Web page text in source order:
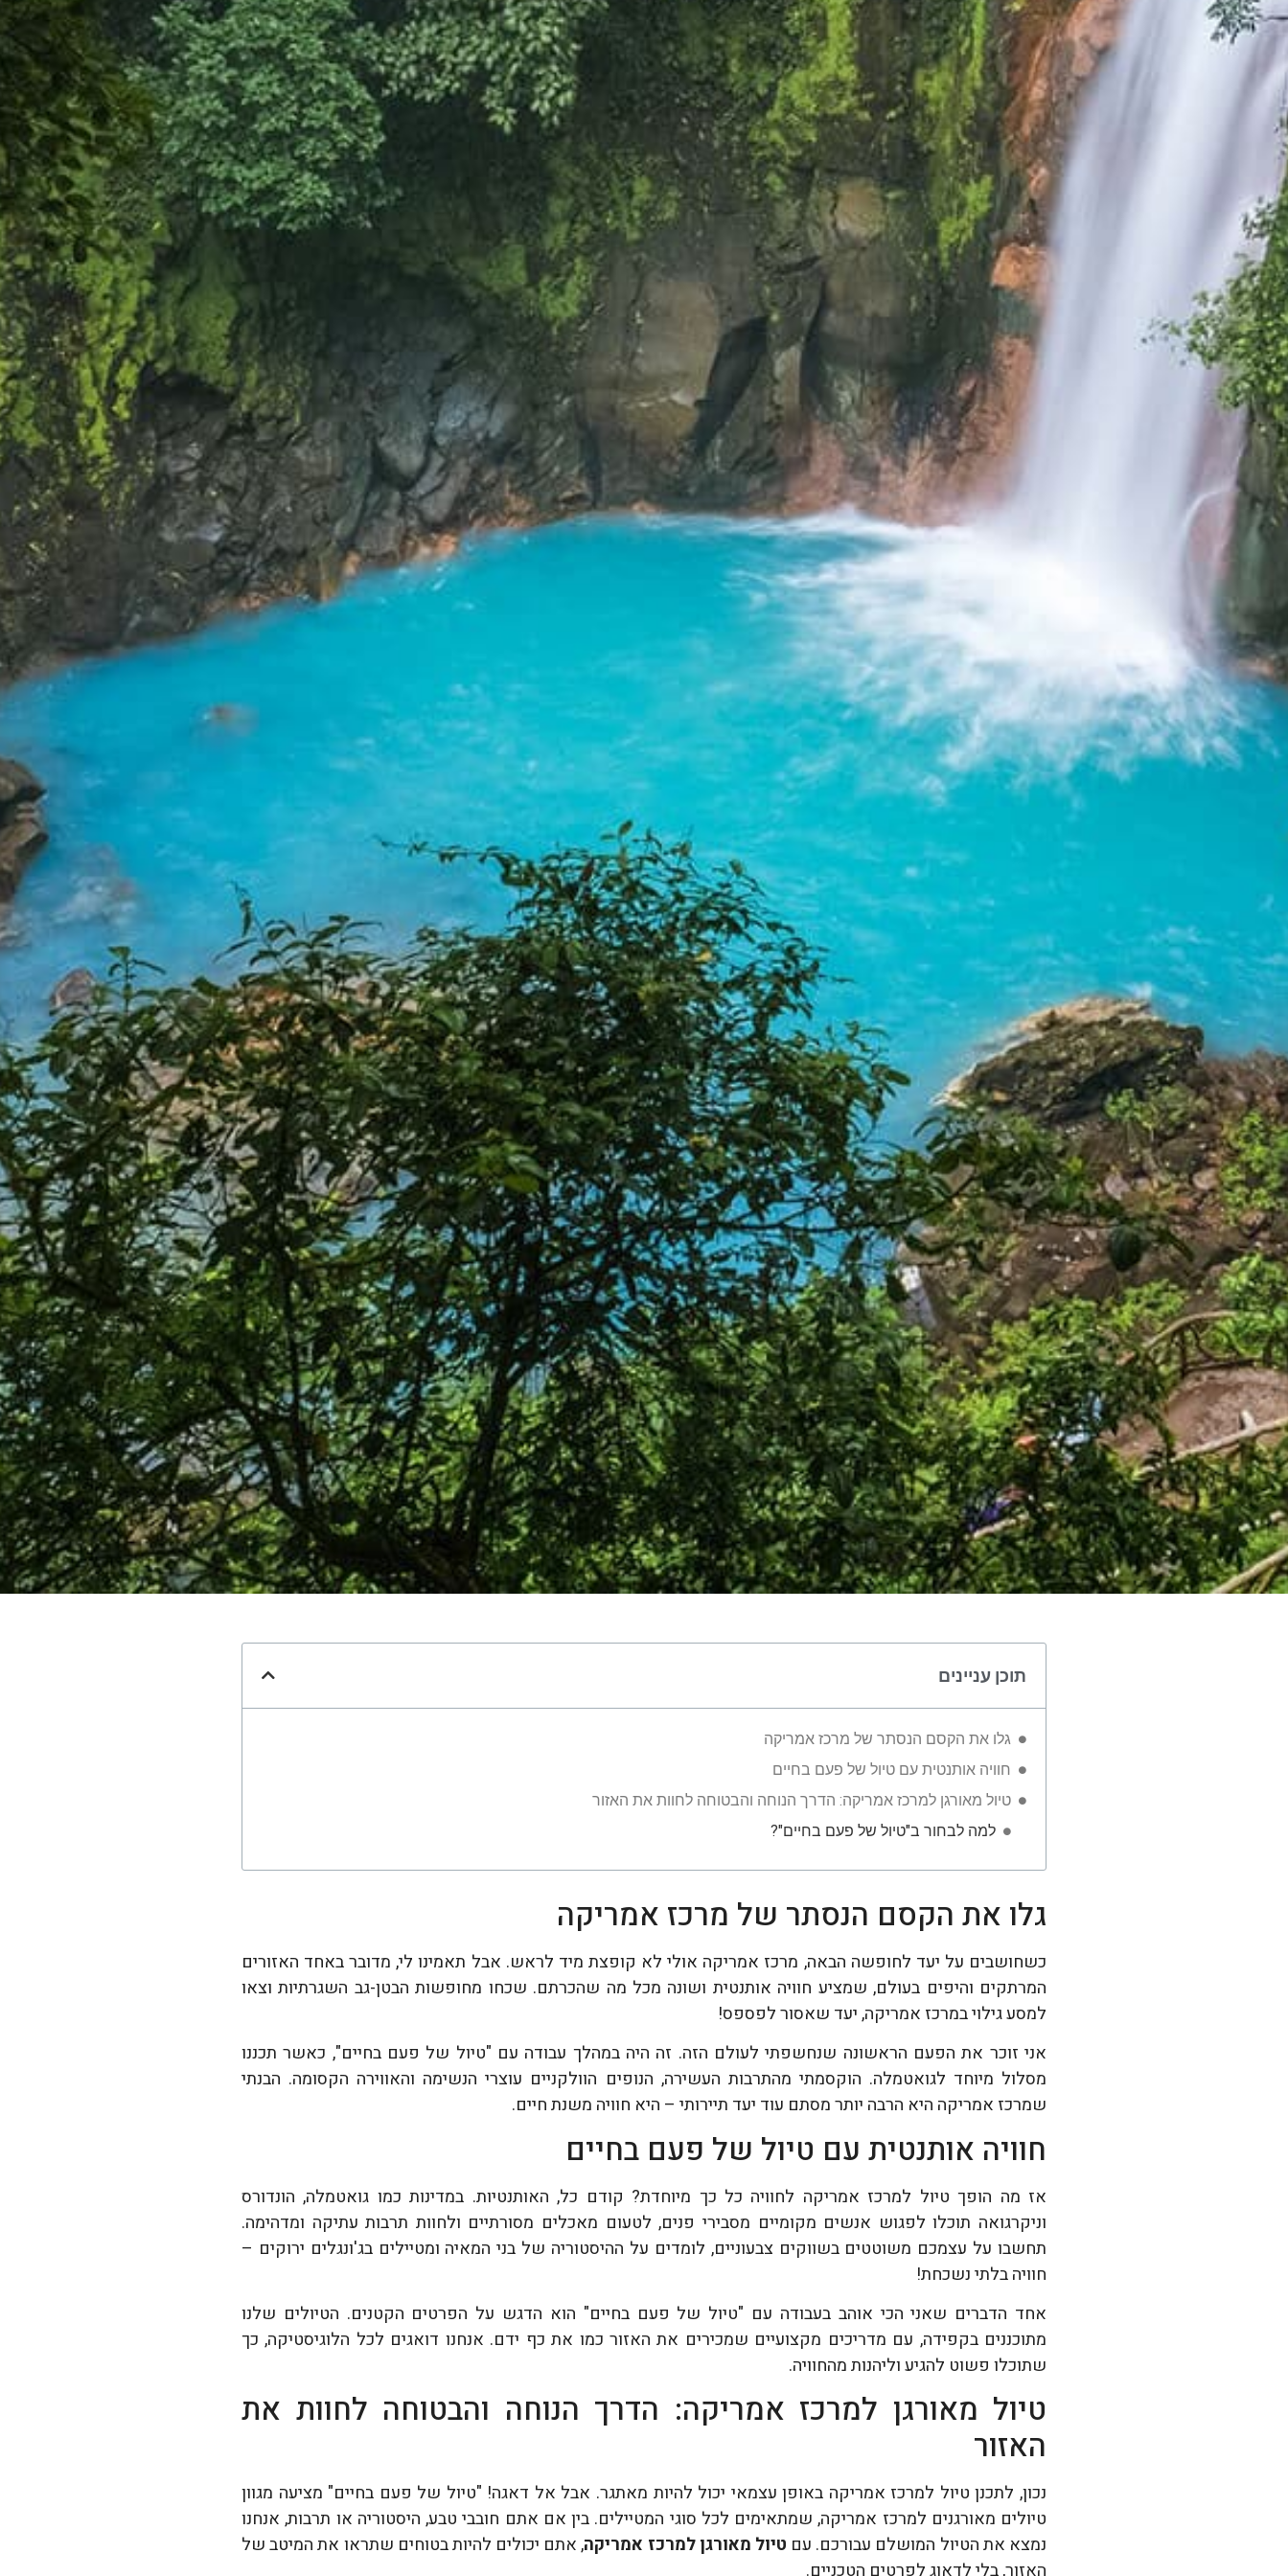
תוכן עניינים
גלו את הקסם הנסתר של מרכז אמריקה
חוויה אותנטית עם טיול של פעם בחיים
טיול מאורגן למרכז אמריקה: הדרך הנוחה והבטוחה לחוות את האזור
למה לבחור ב"טיול של פעם בחיים"?
גלו את הקסם הנסתר של מרכז אמריקה
כשחושבים על יעד לחופשה הבאה, מרכז אמריקה אולי לא קופצת מיד לראש. אבל תאמינו לי, מדובר באחד האזורים
המרתקים והיפים בעולם, שמציע חוויה אותנטית ושונה מכל מה שהכרתם. שכחו מחופשות הבטן-גב השגרתיות וצאו
למסע גילוי במרכז אמריקה, יעד שאסור לפספס!
אני זוכר את הפעם הראשונה שנחשפתי לעולם הזה. זה היה במהלך עבודה עם "טיול של פעם בחיים", כאשר תכננו
מסלול מיוחד לגואטמלה. הוקסמתי מהתרבות העשירה, הנופים הוולקניים עוצרי הנשימה והאווירה הקסומה. הבנתי
שמרכז אמריקה היא הרבה יותר מסתם עוד יעד תיירותי – היא חוויה משנת חיים.
חוויה אותנטית עם טיול של פעם בחיים
אז מה הופך טיול למרכז אמריקה לחוויה כל כך מיוחדת? קודם כל, האותנטיות. במדינות כמו גואטמלה, הונדורס
וניקרגואה תוכלו לפגוש אנשים מקומיים מסבירי פנים, לטעום מאכלים מסורתיים ולחוות תרבות עתיקה ומדהימה.
תחשבו על עצמכם משוטטים בשווקים צבעוניים, לומדים על ההיסטוריה של בני המאיה ומטיילים בג'ונגלים ירוקים –
חוויה בלתי נשכחת!
אחד הדברים שאני הכי אוהב בעבודה עם "טיול של פעם בחיים" הוא הדגש על הפרטים הקטנים. הטיולים שלנו
מתוכננים בקפידה, עם מדריכים מקצועיים שמכירים את האזור כמו את כף ידם. אנחנו דואגים לכל הלוגיסטיקה, כך
שתוכלו פשוט להגיע וליהנות מהחוויה.
טיול מאורגן למרכז אמריקה: הדרך הנוחה והבטוחה לחוות את
האזור
נכון, לתכנן טיול למרכז אמריקה באופן עצמאי יכול להיות מאתגר. אבל אל דאגה! "טיול של פעם בחיים" מציעה מגוון
טיולים מאורגנים למרכז אמריקה, שמתאימים לכל סוגי המטיילים. בין אם אתם חובבי טבע, היסטוריה או תרבות, אנחנו
נמצא את הטיול המושלם עבורכם. עם טיול מאורגן למרכז אמריקה, אתם יכולים להיות בטוחים שתראו את המיטב של